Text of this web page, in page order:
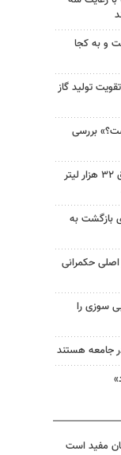
و به کجا
تولید گاز
بررسی
کشف شبکه سازمان‌یافته قاچاق ۳۲ هزار لیتر
بازگشت به
حکمرانی
سوزی را
جامعه هستند
مفید است